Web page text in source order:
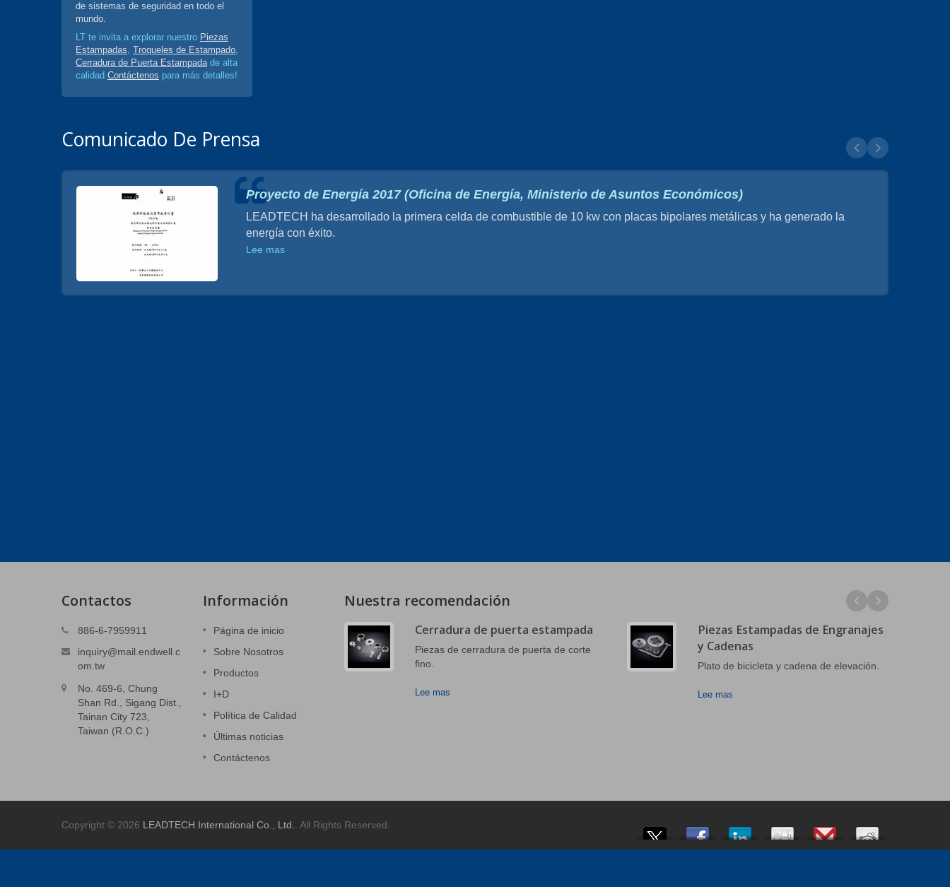
de sistemas de seguridad en todo el
mundo.
LT te invita a explorar nuestro Piezas
Estampadas, Troqueles de Estampado,
Cerradura de Puerta Estampadade alta
calidad.Contáctenos para más detalles!
Comunicado De Prensa
Proyecto de Energía 2017 (Oficina de Energía, Ministerio de Asuntos Económicos)
LEADTECH ha desarrollado la primera celda de combustible de 10 kw con placas bipolares metálicas y ha generado la
energía con éxito.
Lee mas
Contactos
886-6-7959911
inquiry@mail.endwell.c
om.tw
No. 469-6, Chung
Shan Rd., Sigang Dist.,
Tainan City 723,
Taiwan (R.O.C.)
Información
Página de inicio
Sobre Nosotros
Productos
I+D
Política de Calidad
Últimas noticias
Contáctenos
Nuestra recomendación
Piezas estampadas 3C
Cubierta del sistema de alimentación.
Cerradura de puerta estampada
Piezas de cerradura de puerta de corte
fino.
Lee mas
Piezas Estampadas de Engranajes
y Cadenas
Plato de bicicleta y cadena de elevación.
Lee mas
Copyright © 2026 LEADTECH International Co., Ltd.. All Rights Reserved.